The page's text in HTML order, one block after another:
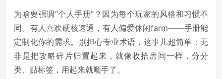
为啥要强调“个人手册”？因为每个玩家的风格和习惯不
同。有人喜欢硬核速通，有人偏爱休闲farm——手册能
定制化你的需求。别担心专业术语，这事儿超简单：无
非是把攻略碎片归置起来，就像收拾房间一样，分分
类、贴标签，用起来就顺手了。